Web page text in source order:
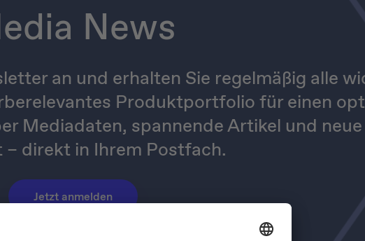
News
an und erhalten Sie regelmäßig alle
Produktportfolio für einen
Mediadaten, spannende Artikel und
direkt in Ihrem Postfach.
Jetzt anmelden